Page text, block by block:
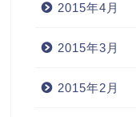
2015年4月
2015年3月
2015年2月